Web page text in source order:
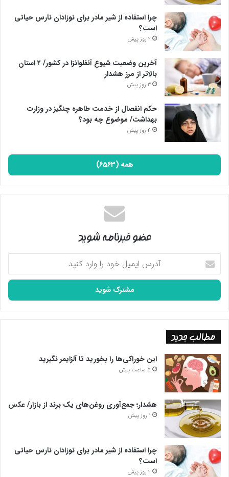
چرا استفاده از شیر مادر برای نوزادان نارس حیاتی
است؟
2 روز پیش
آخرین وضعیت شیوع آنفلوانزا در کشور/ ۲ استان
بالاتر از مرز هشدار
3 روز پیش
حکم انفصال از خدمت طاهره چنگیز در وزارت
بهداشت/ موضوع چه بود؟
4 روز پیش
همه (6563)
عضو خبرنامه شوید
آدرس
ایمیل
خود
وارد
کنید
مطالب جدید
این خوراکی‌ها را بخورید تا آلزایمر نگیرید
5 ساعت پیش
هشدار؛ جمع‌آوری روغن‌های یک برند از بازار/ عکس
1 روز پیش
چرا استفاده از شیر مادر برای نوزادان نارس حیاتی
است؟
2 روز پیش